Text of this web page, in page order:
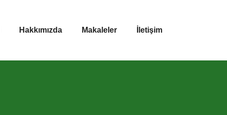
Hakkımızda Makaleler İletişim